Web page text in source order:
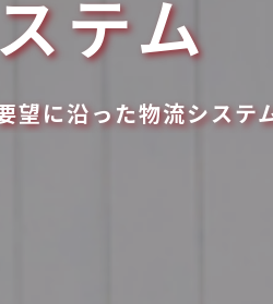
テム
に沿った物流システ